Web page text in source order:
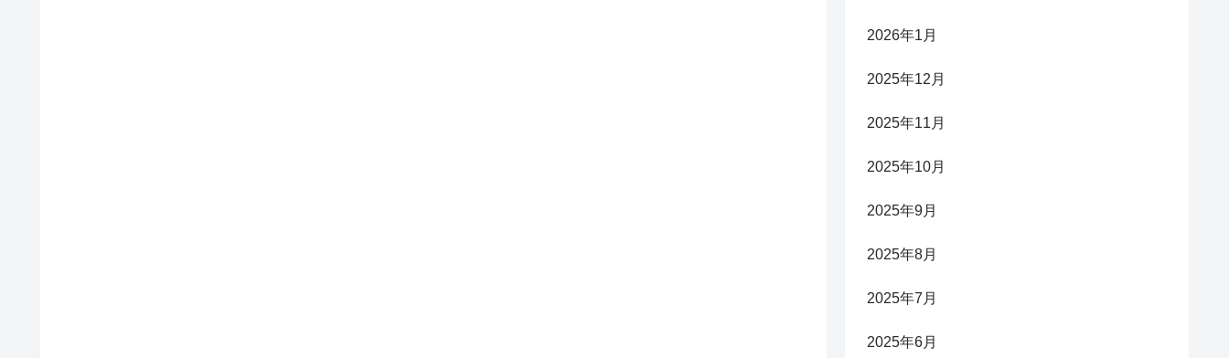
2026年1月
2025年12月
2025年11月
2025年10月
2025年9月
2025年8月
2025年7月
2025年6月